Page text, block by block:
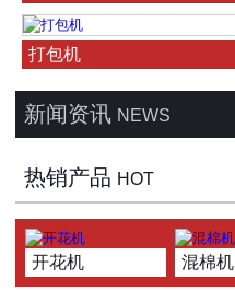
打包机
新闻资讯 NEWS
热销产品 HOT
开花机 混棉机